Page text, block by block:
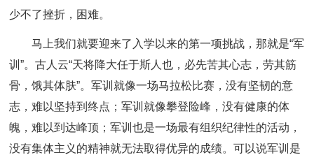
少不了挫折，困难。
马上我们就要迎来了入学以来的第一项挑战，那就是“军
训”。古人云“天将降大任于斯人也，必先苦其心志，劳其筋
骨，饿其体肤”。军训就像一场马拉松比赛，没有坚韧的意
志，难以坚持到终点；军训就像攀登险峰，没有健康的体
魄，难以到达峰顶；军训也是一场最有组织纪律性的活动，
没有集体主义的精神就无法取得优异的成绩。可以说军训是